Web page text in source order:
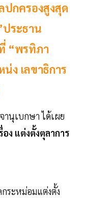
ปกครองสูงสุด
ระธาน
“พรทิภา
ง เลขาธิการ
านุเบกษา ได้เผย
ง แต่งตั้งตุลาการ
ระหม่อมแต่งตั้ง